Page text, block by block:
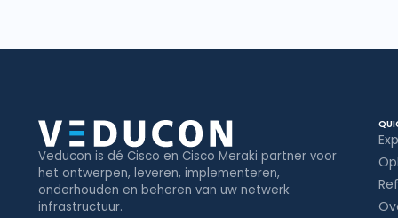
Veducon is dé Cisco en Cisco Meraki partner voor
het ontwerpen, leveren, implementeren,
onderhouden en beheren van uw netwerk
infrastructuur.